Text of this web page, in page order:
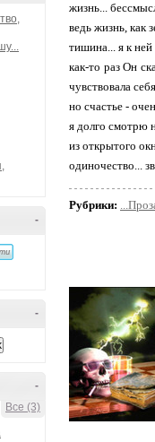
-
-
-
Все (3)
жизнь...
ведь жизнь, как
тишина... я к
как-то раз Он
чувствовала
но счастье -
я долго смотрю
из открытого
одиночество...
Рубрики: